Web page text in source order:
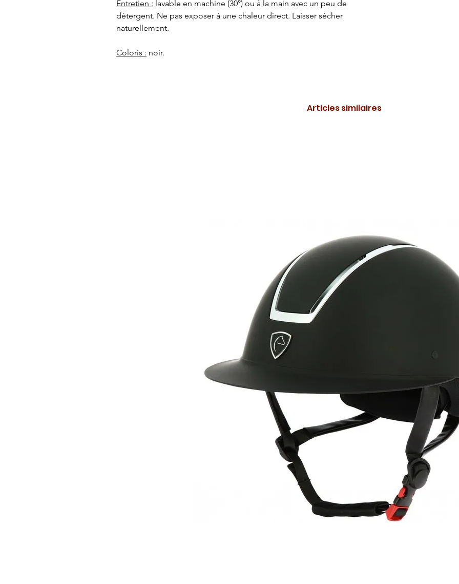
Entretien : lavable en machine (30°) ou à la main avec un peu de
détergent. Ne pas exposer à une chaleur direct. Laisser sécher
naturellement.
Coloris : noir.
Articles similaires